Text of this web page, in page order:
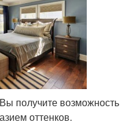
получите возможность
оттенков.